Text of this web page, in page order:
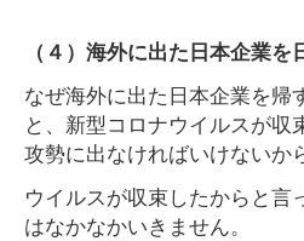
（４）海外に出た日本企業
なぜ海外に出た日本企業を帰
と、新型コロナウイルスが
攻勢に出なければいけないか
ウイルスが収束したからと言
はなかなかいきません。